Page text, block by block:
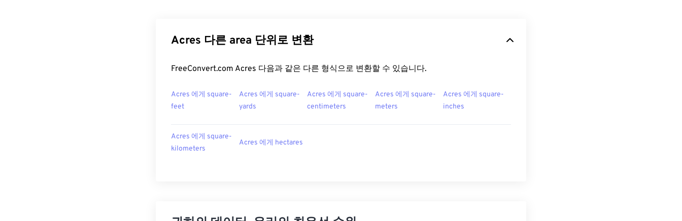
Acres 다른 area 단위로 변환
FreeConvert.com Acres 다음과 같은 다른 형식으로 변환할 수 있습니다.
Acres 에게 square-
feet
Acres 에게 square-
yards
Acres 에게 square-
centimeters
Acres 에게 square-
meters
Acres 에게 square-
inches
Acres 에게 square-
kilometers
Acres 에게 hectares